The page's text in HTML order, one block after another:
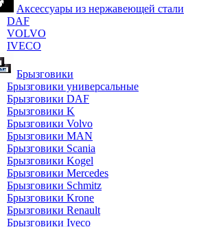
Аксессуары из нержавеющей стали
DAF
VOLVO
IVECO
Брызговики
Брызговики универсальные
Брызговики DAF
Брызговики K
Брызговики Volvo
Брызговики MAN
Брызговики Scania
Брызговики Kogel
Брызговики Mercedes
Брызговики Schmitz
Брызговики Krone
Брызговики Renault
Брызговики Iveco